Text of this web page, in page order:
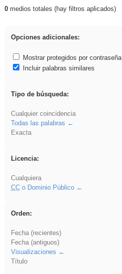
Resultados de: Asturias
0medios totales (hay filtros aplicados)
Opciones adicionales:
Mostrar protegidos por contraseña
Incluir palabras similares
Tipo de búsqueda:
Cualquier coincidencia
Todas las palabras
Exacta
Licencia:
Cualquiera
CCo Dominio Público
Orden:
Fecha (recientes)
Fecha (antiguos)
Visualizaciones
Título